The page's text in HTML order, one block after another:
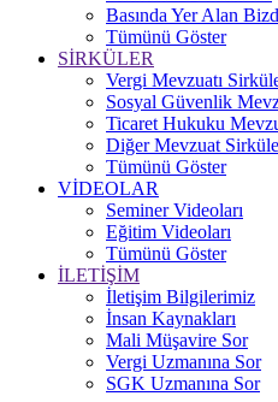
Basında Yer Alan
Tümünü Göster
SİRKÜLER
Vergi Mevzuatı
Sosyal Güvenlik
Ticaret Hukuku
Diğer Mevzuat
Tümünü Göster
VİDEOLAR
Seminer Videoları
Eğitim Videoları
Tümünü Göster
İLETİŞİM
İletişim Bilgilerimiz
İnsan Kaynakları
Mali Müşavire Sor
Vergi Uzmanına Sor
SGK Uzmanına Sor